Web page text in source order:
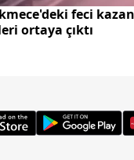
feci
ortaya çıktı